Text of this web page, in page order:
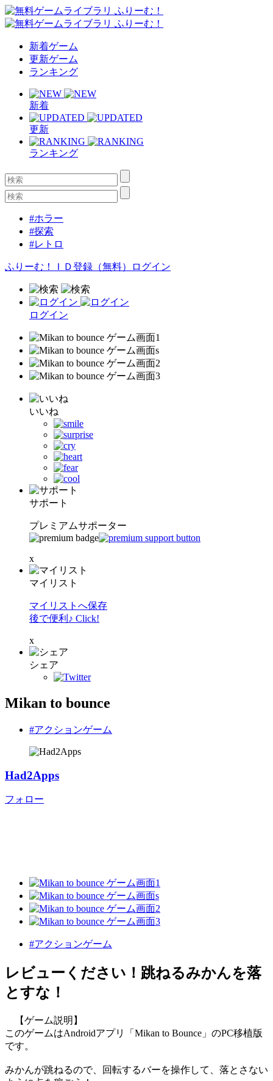
新着ゲーム
更新ゲーム
ランキング
新着
更新
ランキング
#ホラー
#探索
#レトロ
ふりーむ！ＩＤ登録（無料） ログイン
ログイン
いいね
サポート
プレミアムサポーター
x
マイリスト
マイリストへ保存
後で便利♪ Click!
x
シェア
Mikan to bounce
#アクションゲーム
Had2Apps
フォロー
#アクションゲーム
レビューください！跳ねるみかんを落
とすな！
【ゲーム説明】
このゲームはAndroidアプリ「Mikan to Bounce」のPC移植版
です。
みかんが跳ねるので、回転するバーを操作して、落とさない